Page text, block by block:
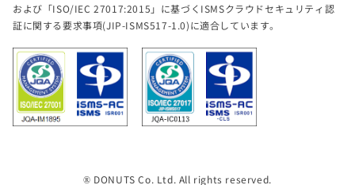
および「ISO/IEC 27017:2015」に基づくISMSクラウドセキュリティ認
証に関する要求事項(JIP-ISMS517-1.0)に適合しています。
® DONUTS Co. Ltd. All rights reserved.